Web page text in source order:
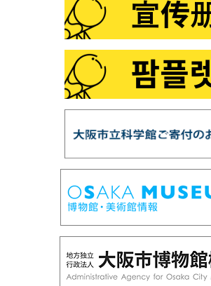
第93回 企画展「光とあかり」
第91回サイエンスショー「赤青緑の光
第90回国際光年協賛「花火の色とひか
第87回サイエンスショー「飛ばしてみ
第86回 プラネタリウム「オーロラ」
第84回 プラネタリウム「ビッグバン～